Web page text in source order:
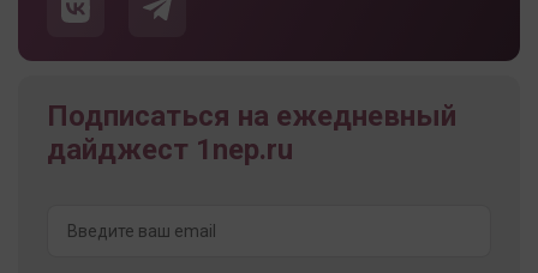
Подписаться на ежедневный
дайджест 1nep.ru